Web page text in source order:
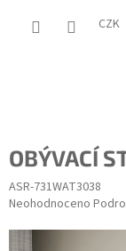
CZK
OBÝVACÍ
ASR-731WAT3038
Průměrné
produktu
Neohodnoceno